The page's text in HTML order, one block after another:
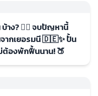
าง? 🙋‍♀️ จบปัญหานี้
ากเยอรมนี 🇩🇪✨ ปั้น
ต้องพักฟื้นนาน! 🍑